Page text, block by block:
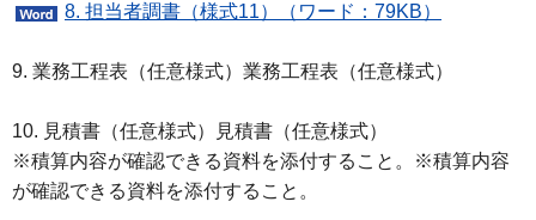
8. 担当者調書（様式11）（ワード：79KB）
9. 業務工程表（任意様式）業務工程表（任意様式）
10. 見積書（任意様式）見積書（任意様式）
※積算内容が確認できる資料を添付すること。※積算内容
が確認できる資料を添付すること。